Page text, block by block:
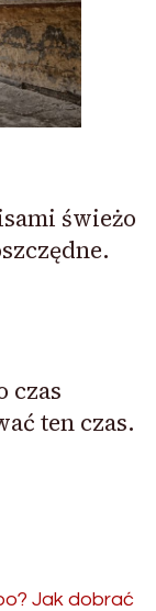
świeżo
czas
ten czas.
Jak dobrać